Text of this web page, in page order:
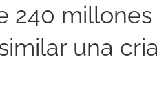
240
una